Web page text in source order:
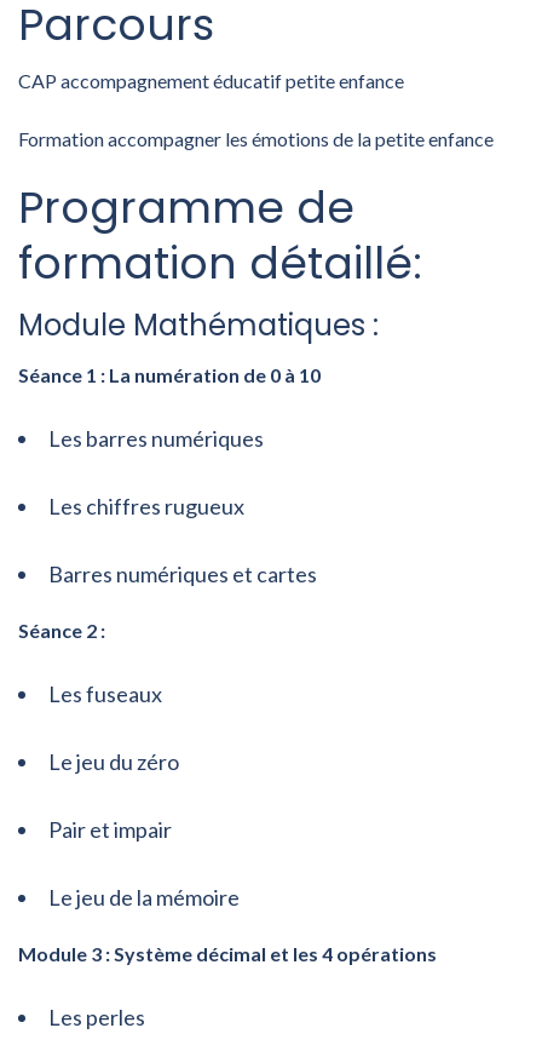
Parcours
CAP accompagnement éducatif petite enfance
Formation accompagner les émotions de la petite enfance
Programme de
formation détaillé:
Module Mathématiques :
Séance 1 : La numération de 0 à 10
Les barres numériques
Les chiffres rugueux
Barres numériques et cartes
Séance 2 :
Les fuseaux
Le jeu du zéro
Pair et impair
Le jeu de la mémoire
Module 3 : Système décimal et les 4 opérations
Les perles